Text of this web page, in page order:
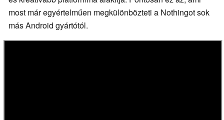
most már egyértelműen megkülönbözteti a Nothingot sok
más Android gyártótól.